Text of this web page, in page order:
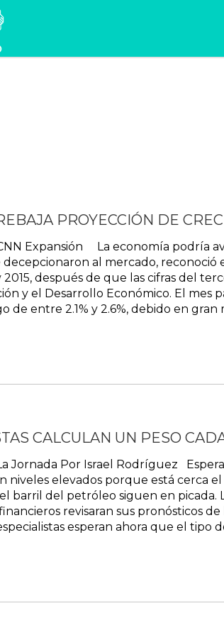
PROYECCIÓN DE
Expansión La economía podría
al mercado,
2015, después de que las cifras del
y el Desarrollo Económico. El mes
de entre 2.1% y 2.6%, debido en gran
CALCULAN UN PESO
Jornada Por Israel Rodríguez
niveles elevados porque está cerca
barril del petróleo siguen en picada.
revisaran sus pronósticos
esperan ahora que el tipo